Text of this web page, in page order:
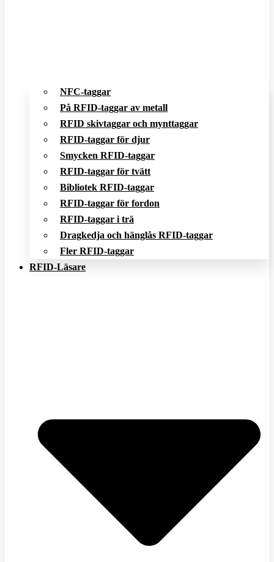
NFC-taggar
På RFID-taggar av metall
RFID skivtaggar och mynttaggar
RFID-taggar för djur
Smycken RFID-taggar
RFID-taggar för tvätt
Bibliotek RFID-taggar
RFID-taggar för fordon
RFID-taggar i trä
Dragkedja och hänglås RFID-taggar
Fler RFID-taggar
RFID-Läsare